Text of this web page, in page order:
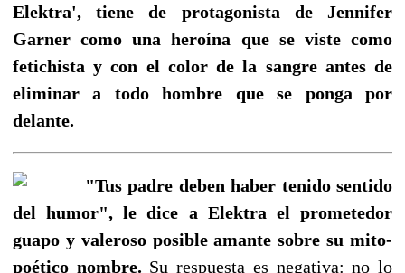
Elektra', tiene de protagonista de Jennifer
Garner como una heroína que se viste como
fetichista y con el color de la sangre antes de
eliminar a todo hombre que se ponga por
delante.
"Tus padre deben haber tenido sentido
del humor", le dice a Elektra el prometedor
guapo y valeroso posible amante sobre su mito-
poético nombre. Su respuesta es negativa: no lo